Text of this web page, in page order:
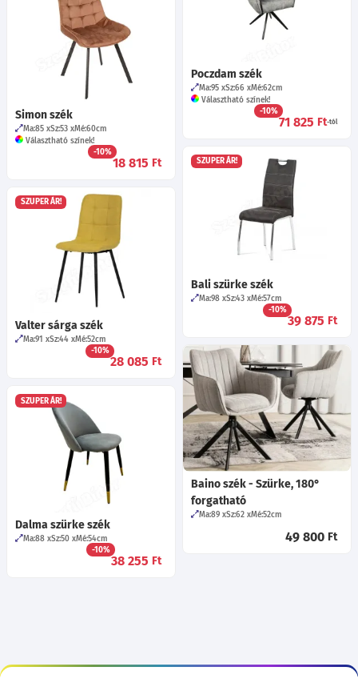
Poczdam szék
Ma:95 Sz:66 Mé:62cm
Választható színek!
-10%
71 825 Ft-tól
Simon szék
Ma:85 Sz:53 Mé:60cm
Választható színek!
-10%
18 815 Ft SZUPER ÁR!
Bali szürke szék
Ma:98 Sz:43 Mé:57cm
-10%
39 875 Ft
SZUPER ÁR!
Valter sárga szék
Ma:91 Sz:44 Mé:52cm
-10%
28 085 Ft
Baino szék - Szürke, 180°
forgatható
Ma:89 Sz:62 Mé:52cm
49 800 Ft
SZUPER ÁR!
Dalma szürke szék
Ma:88 Sz:50 Mé:54cm
-10%
38 255 Ft